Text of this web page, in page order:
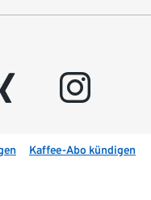
instagram
Kaffee-Abo kündigen